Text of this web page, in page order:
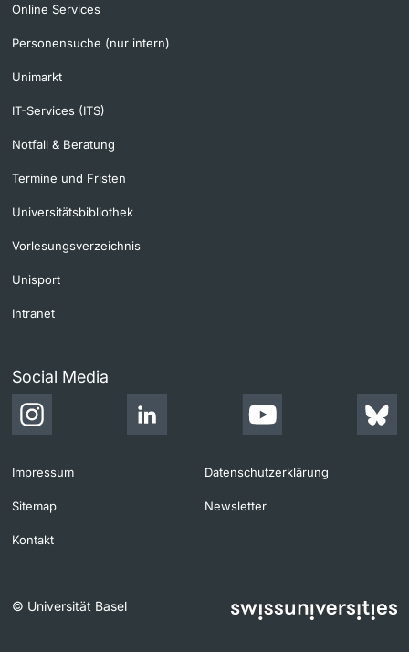
Online Services
Personensuche (nur intern)
Unimarkt
IT-Services (ITS)
Notfall & Beratung
Termine und Fristen
Universitätsbibliothek
Vorlesungsverzeichnis
Unisport
Intranet
Social Media
Impressum Datenschutzerklärung
Sitemap Newsletter
Kontakt
© Universität Basel